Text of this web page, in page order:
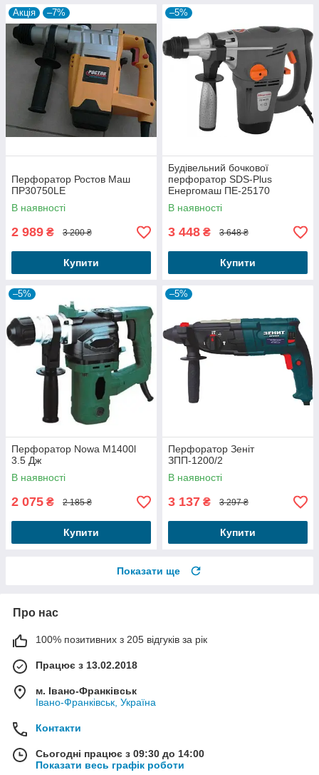
Акція –7%
Перфоратор Ростов Маш
ПР30750LE
В наявності
2 989 ₴ 3 200 ₴
Купити
–5%
Будівельний бочкової
перфоратор SDS-Plus
Енергомаш ПЕ-25170
В наявності
3 448 ₴ 3 648 ₴
Купити
–5%
Перфоратор Nowa М1400l
3.5 Дж
В наявності
2 075 ₴ 2 185 ₴
Купити
–5%
Перфоратор Зеніт
ЗПП-1200/2
В наявності
3 137 ₴ 3 297 ₴
Купити
Показати ще
Про нас
100% позитивних з 205 відгуків за рік
Працює з 13.02.2018
м. Івано-Франківськ
Івано-Франківськ, Україна
Контакти
Сьогодні працює з 09:30 до 14:00
Показати весь графік роботи